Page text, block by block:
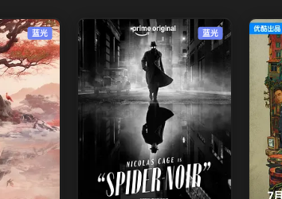
蓝光 蓝光